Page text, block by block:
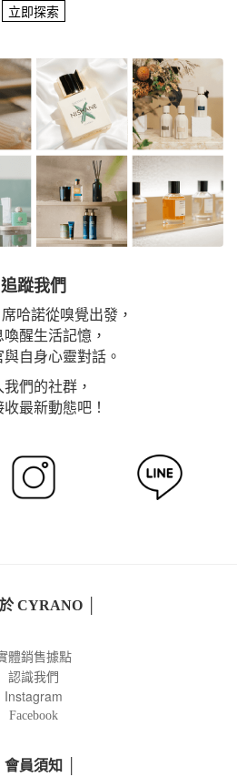
追蹤我們
哈諾從嗅覺出發，
醒生活記憶，
與自身心靈對話。
我們的社群，
收最新動態吧！
於 CYRANO │
體銷售據點
認識我們
Instagram
Facebook
會員須知 │